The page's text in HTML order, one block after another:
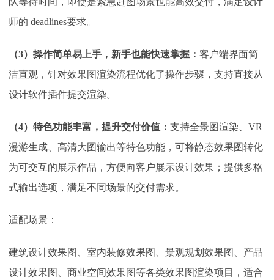
师的 deadlines要求。
（3）操作简单易上手，新手也能快速掌握： 客户端界面简
洁直观，针对效果图渲染流程优化了操作步骤，支持直接从
设计软件插件提交渲染。
（4）特色功能丰富，提升交付价值： 支持全景图渲染、 VR
漫游生成、高清大图输出等特色功能，可将静态效果图转化
为可交互的展示作品，方便向客户展示设计效果；提供多格
式输出选项，满足不同场景的交付需求。
适配场景：
建筑设计效果图、室内装修效果图、景观规划效果图、产品
设计效果图、商业空间效果图等各类效果图渲染项目，适合